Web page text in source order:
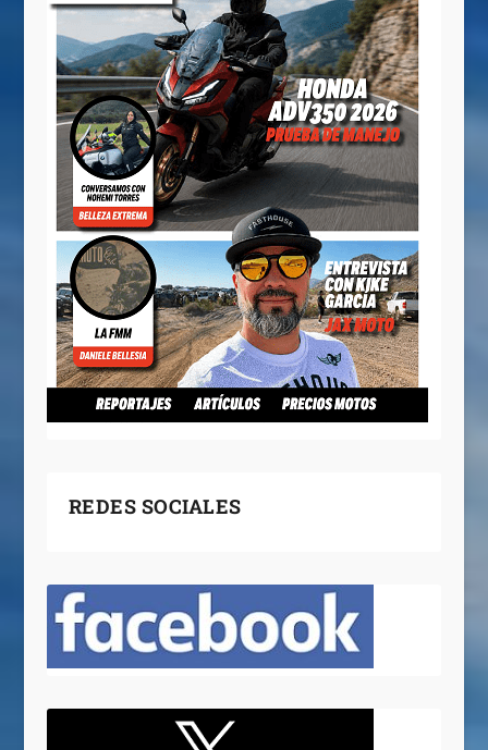
REDES SOCIALES